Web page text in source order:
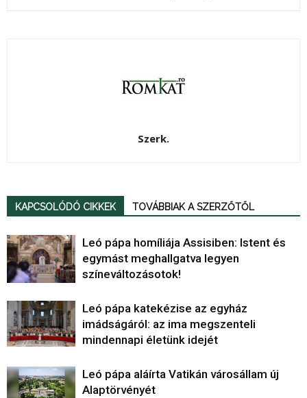
Szerk.
KAPCSOLÓDÓ CIKKEK TOVÁBBIAK A SZERZŐTŐL
Leó pápa homíliája Assisiben: Istent és
egymást meghallgatva legyen
színeváltozásotok!
Leó pápa katekézise az egyház
imádságáról: az ima megszenteli
mindennapi életünk idejét
Leó pápa aláírta Vatikán városállam új
Alaptörvényét